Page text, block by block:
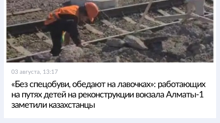
03 августа, 13:17
«Без спецобуви, обедают на лавочках»: работающих
на путях детей на реконструкции вокзала Алматы-1
заметили казахстанцы